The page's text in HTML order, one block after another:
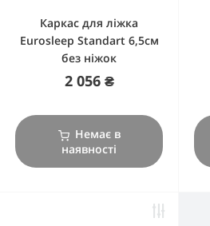
Каркас для ліжка
Eurosleep Standart 6,5cм
без ніжок
2 056 ₴
Немає в
наявності